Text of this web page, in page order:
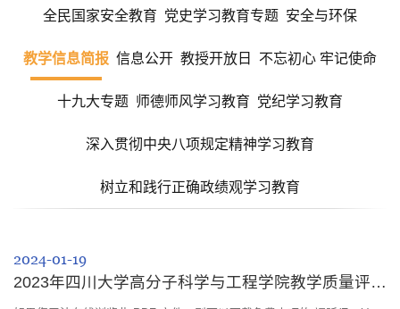
全民国家安全教育 党史学习教育专题 安全与环保
教学信息简报 信息公开 教授开放日 不忘初心 牢记使命
十九大专题 师德师风学习教育 党纪学习教育
深入贯彻中央八项规定精神学习教育
树立和践行正确政绩观学习教育
2024-01-19
2023年四川大学高分子科学与工程学院教学质量评价和改进工作简报-08